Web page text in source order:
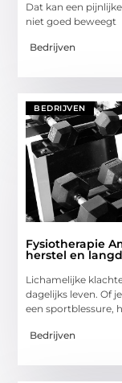
Dat kan een
niet goed beweegt
Bedrijven
BEDRIJVEN
Fysiotherapie
herstel en
Lichamelijke
dagelijks leven. Of
een sportblessure,
Bedrijven